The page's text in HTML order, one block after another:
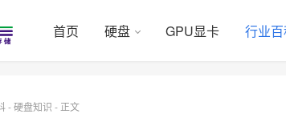
首页 硬盘 GPU显卡 行业
-硬盘知识 - 正文